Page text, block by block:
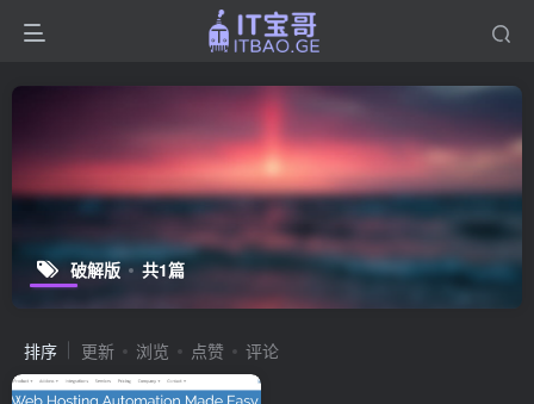
破解版 共1篇
排序 更新 浏览 点赞 评论